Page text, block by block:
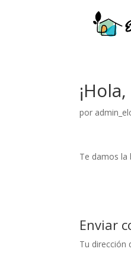
por
Te damos la
Enviar
Tu dirección